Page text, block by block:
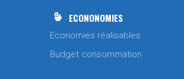
ECONONOMIES
Economies réalisables
Budget consommation